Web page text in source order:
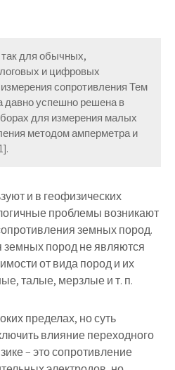
для обычных,
и цифровых
сопротивления Тем
давно успешно решена в
для измерения малых
методом амперметра и
и в геофизических
проблемы возникают
земных пород.
земных пород не являются
от вида пород и их
талые, мерзлые и т. п.
пределах, но суть
влияние переходного
– это сопротивление